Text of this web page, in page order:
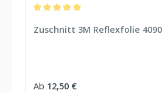
Zuschnitt 3M Reflexfolie 4090
Regulärer Preis:
Ab 12,50 €